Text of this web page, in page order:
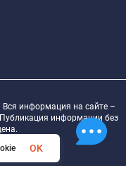
информация на сайте –
информации без
OK